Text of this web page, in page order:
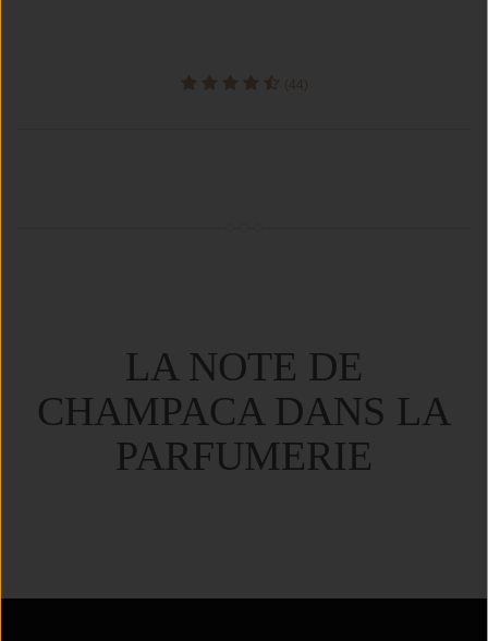
(44)
LA NOTE DE
CHAMPACA DANS LA
PARFUMERIE